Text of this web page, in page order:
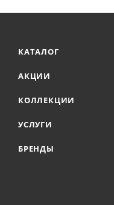
КАТАЛОГ
АКЦИИ
КОЛЛЕКЦИИ
УСЛУГИ
БРЕНДЫ